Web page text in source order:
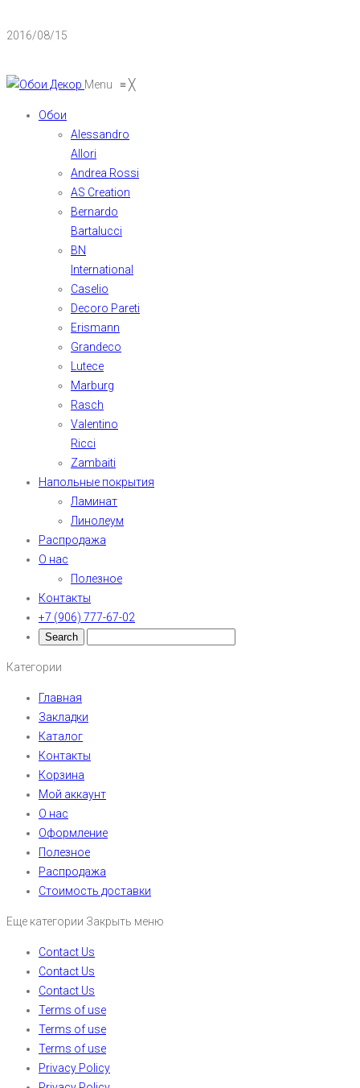
2016/08/15
Menu ≡╳
Обои
Alessandro
Allori
Andrea Rossi
AS Creation
Bernardo
Bartalucci
BN
International
Caselio
Decoro Pareti
Erismann
Grandeco
Lutece
Marburg
Rasch
Valentino
Ricci
Zambaiti
Напольные покрытия
Ламинат
Линолеум
Распродажа
О нас
Полезное
Контакты
+7 (906) 777-67-02
Категории
Главная
Закладки
Каталог
Контакты
Корзина
Мой аккаунт
О нас
Оформление
Полезное
Распродажа
Стоимость доставки
Еще категории Закрыть меню
Contact Us
Contact Us
Contact Us
Terms of use
Terms of use
Terms of use
Privacy Policy